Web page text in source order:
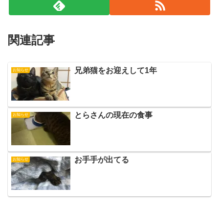
関連記事
お知らせ 兄弟猫をお迎えして1年
お知らせ とらさんの現在の食事
お知らせ お手手が出てる